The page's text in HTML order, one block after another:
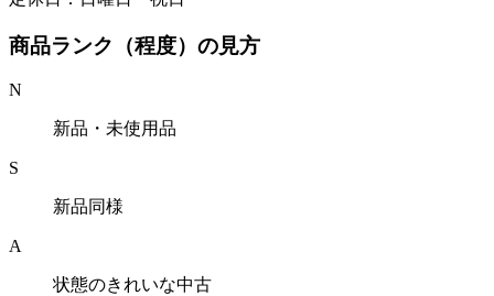
商品ランク（程度）の見方
N
新品・未使用品
S
新品同様
A
状態のきれいな中古